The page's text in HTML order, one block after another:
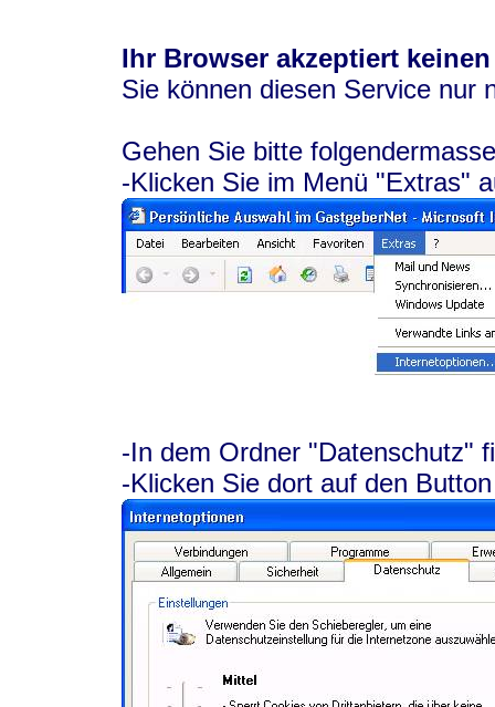
Ihr Browser akzeptiert
Sie können diesen Service nur
Gehen Sie bitte
-Klicken Sie im Menü "Extras"
-In dem Ordner "Datenschutz"
-Klicken Sie dort auf den